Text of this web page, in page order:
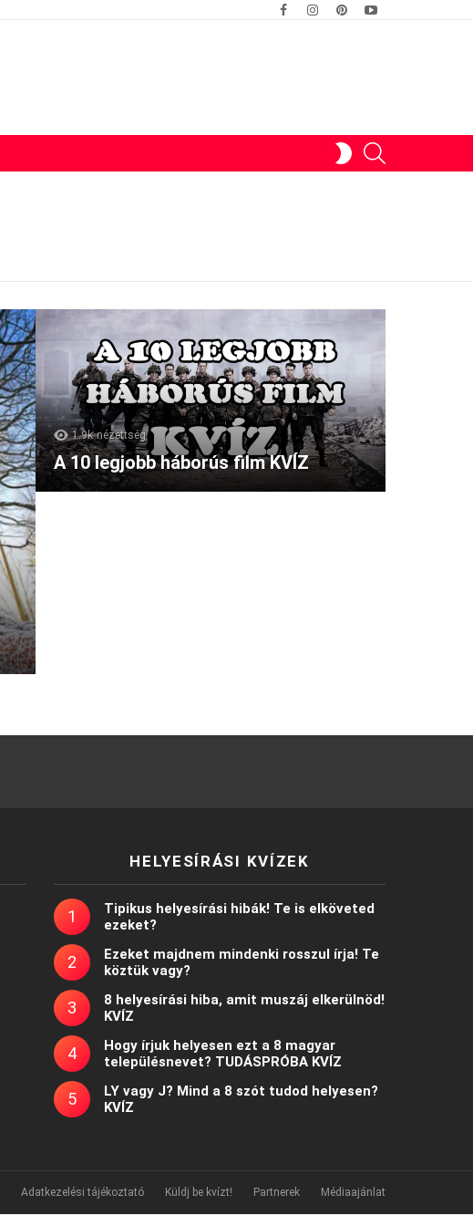
SWITCH
1.9k nézettség
A 10 legjobb háborús film KVÍZ
HELYESÍRÁSI KVÍZEK
Tipikus helyesírási hibák! Te is elköveted
ezeket?
Ezeket majdnem mindenki rosszul írja! Te
köztük vagy?
8 helyesírási hiba, amit muszáj elkerülnöd!
KVÍZ
Hogy írjuk helyesen ezt a 8 magyar
településnevet? TUDÁSPRÓBA KVÍZ
LY vagy J? Mind a 8 szót tudod helyesen?
KVÍZ
Adatkezelési tájékoztató Küldj be kvízt! Partnerek Médiaajánlat